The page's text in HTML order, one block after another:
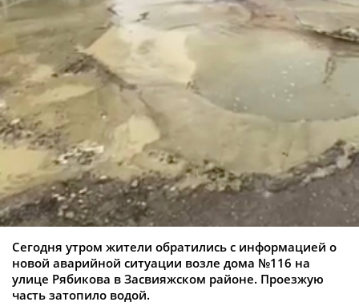
Сегодня утром жители обратились с информацией о
новой аварийной ситуации возле дома №116 на
улице Рябикова в Засвияжском районе. Проезжую
часть затопило водой.